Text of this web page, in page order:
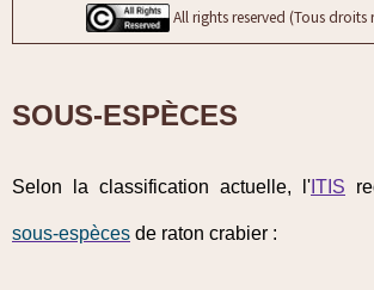
All rights reserved (Tous droits
SOUS-ESPÈCES
Selon la classification actuelle, l' ITIS
sous-espèces de raton crabier :